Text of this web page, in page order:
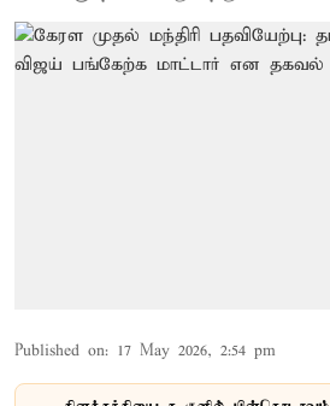
Published on: 17 May 2026, 2:54 pm